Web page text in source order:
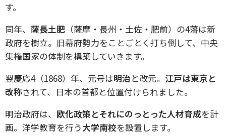
す。
同年、 薩長土肥 （薩摩・長州・土佐・肥前）の4藩は新
政府を樹立。旧幕府勢力をことごとく打ち倒して、中央
集権国家の体制を構築していきます。
翌慶応4（1868）年、元号は明治と改元。 江戸は東京と
改称されて、日本の首都と位置付けられました。
明治政府は、 欧化政策とそれにのっとった人材育成を計
画。洋学教育を行う大学南校を設置します。